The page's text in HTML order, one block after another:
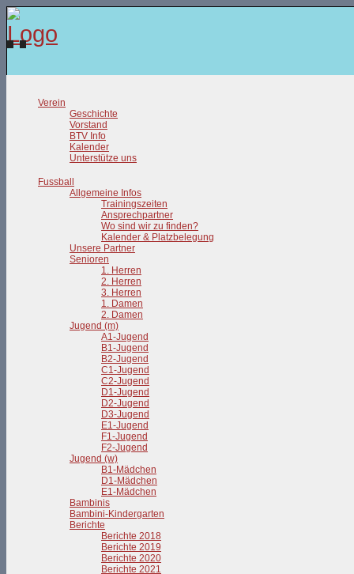
Verein
Geschichte
Vorstand
BTV Info
Kalender
Unterstütze uns
Fussball
Allgemeine Infos
Trainingszeiten
Ansprechpartner
Wo sind wir zu finden?
Kalender & Platzbelegung
Unsere Partner
Senioren
1. Herren
2. Herren
3. Herren
1. Damen
2. Damen
Jugend (m)
A1-Jugend
B1-Jugend
B2-Jugend
C1-Jugend
C2-Jugend
D1-Jugend
D2-Jugend
D3-Jugend
E1-Jugend
F1-Jugend
F2-Jugend
Jugend (w)
B1-Mädchen
D1-Mädchen
E1-Mädchen
Bambinis
Bambini-Kindergarten
Berichte
Berichte 2018
Berichte 2019
Berichte 2020
Berichte 2021